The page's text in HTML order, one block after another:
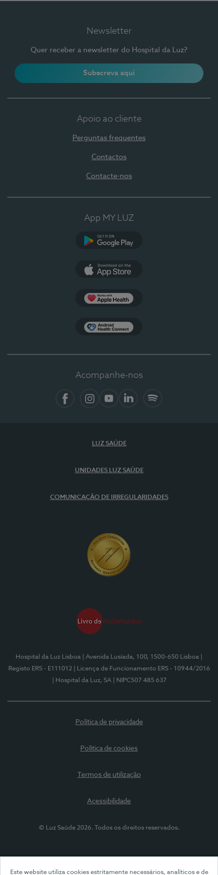
Este website utiliza cookies estritamente necessários, analíticos e de
Newsletter
Quer receber a newsletter do Hospital da Luz?
Subscreva aqui
Apoio ao cliente
Perguntas frequentes
Contactos
Contacte-nos
App MY LUZ
Acompanhe-nos
LUZ SAÚDE
UNIDADES LUZ SAÚDE
COMUNICAÇÃO DE IRREGULARIDADES
Hospital da Luz Lisboa | Avenida Lusíada, 100, 1500-650 Lisboa
Registo ERS - E111012
| Licença de Funcionamento ERS - 10944/2016
| Hospital da Luz, SA
| NIPC507 485 637
Política de privacidade
Política de cookies
Termos de utilização
Acessibilidade
© Luz Saúde 2026. Todos os direitos reservados.